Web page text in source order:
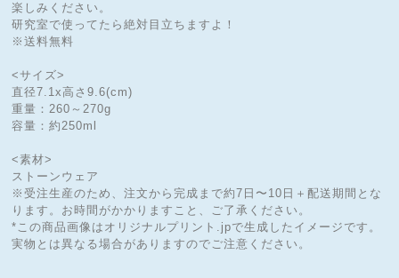
楽しみください。
研究室で使ってたら絶対目立ちますよ！
※送料無料
<サイズ>
直径7.1x高さ9.6(cm)
重量：260～270g
容量：約250ml
<素材>
ストーンウェア
※受注生産のため、注文から完成まで約7日〜10日＋配送期間とな
ります。お時間がかかりますこと、ご了承ください。
*この商品画像はオリジナルプリント.jpで生成したイメージです。
実物とは異なる場合がありますのでご注意ください。